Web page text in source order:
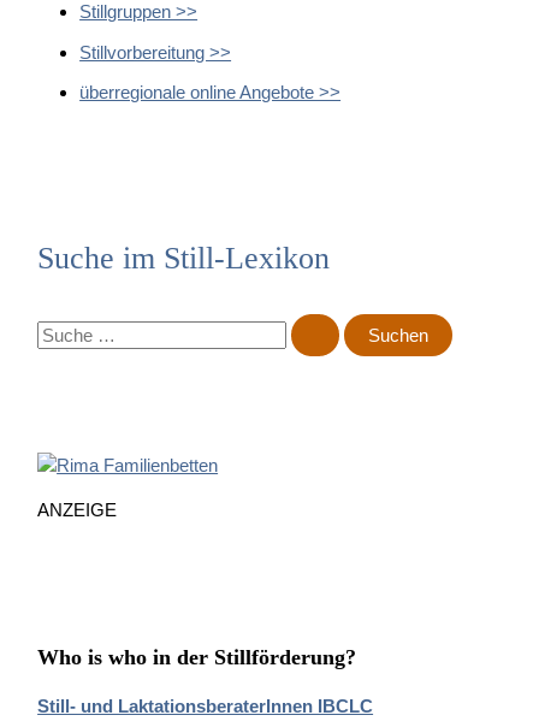
Stillgruppen >>
Stillvorbereitung >>
überregionale online Angebote >>
Suche im Still-Lexikon
S
u
n
a
ANZEIGE
Who is who in der Stillförderung?
Still- und LaktationsberaterInnen IBCLC